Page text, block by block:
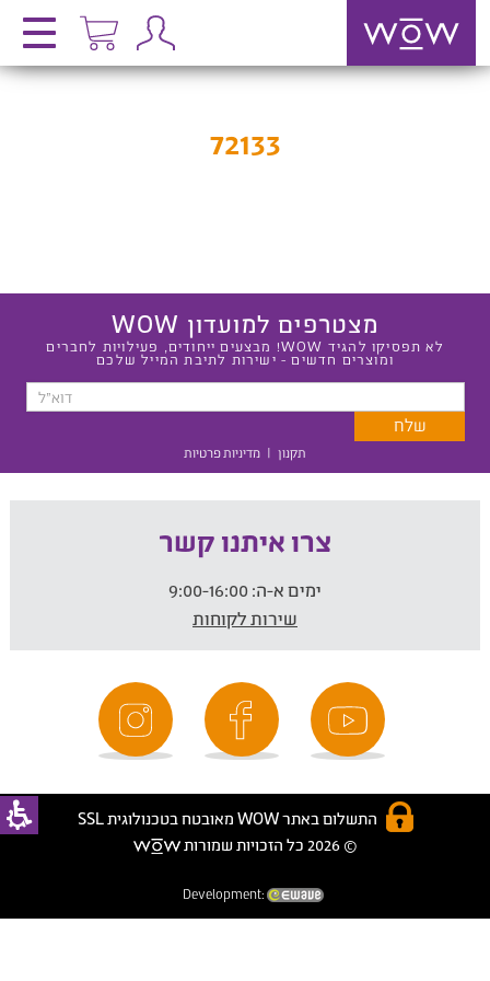
72133
מצטרפים למועדון WOW
לא תפסיקו להגיד WOW! מבצעים ייחודים, פעילויות לחברים
ומוצרים חדשים - ישירות לתיבת המייל שלכם
תקנון | מדיניות פרטיות
צרו איתנו קשר
ימים א-ה:
שירות לקוחות
התשלום באתר WOW מאובטח בטכנולוגית SSL
© 2026 כל הזכויות שמורות
Development: